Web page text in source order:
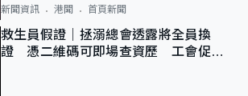
新聞資訊 港聞 首頁新聞
救生員假證｜拯溺總會透露將全員換
證 憑二維碼可即場查資歷 工會促加